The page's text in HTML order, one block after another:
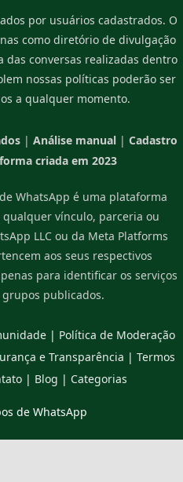
por usuários cadastrados. O
como diretório de divulgação
conversas realizadas dentro
nossas políticas poderão ser
a qualquer momento.
| Análise manual| Cadastro
criada em 2023
WhatsApp é uma plataforma
vínculo, parceria ou
LLC ou da Meta Platforms
aos seus respectivos
para identificar os serviços
publicados.
| Política de Moderação
e Transparência | Termos
| Blog | Categorias
de WhatsApp